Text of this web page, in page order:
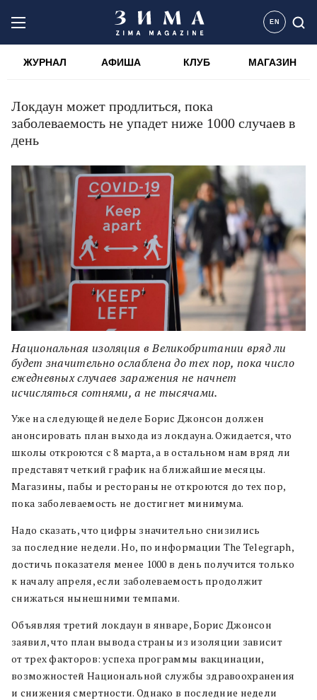
EN
ЖУРНАЛ АФИША КЛУБ МАГАЗИН
Локдаун может продлиться, пока
заболеваемость не упадет ниже 1000 случаев в
день
Национальная изоляция в Великобритании вряд ли
будет значительно ослаблена до тех пор, пока число
ежедневных случаев заражения не начнет
исчисляться сотнями, а не тысячами.
Уже на следующей неделе Борис Джонсон должен
анонсировать план выхода из локдауна. Ожидается, что
школы откроются с 8 марта, а в остальном нам вряд ли
представят четкий график на ближайшие месяцы.
Магазины, пабы и рестораны не откроются до тех пор,
пока заболеваемость не достигнет минимума.
Надо сказать, что цифры значительно снизились
за последние недели. Но, по информации The Telegraph,
достичь показателя менее 1000 в день получится только
к началу апреля, если заболеваемость продолжит
снижаться нынешними темпами.
Объявляя третий локдаун в январе, Борис Джонсон
заявил, что план вывода страны из изоляции зависит
от трех факторов: успеха программы вакцинации,
возможностей Национальной службы здравоохранения
и снижения смертности. Однако в последние недели